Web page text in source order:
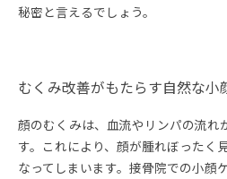
秘密と言えるでしょう。
むくみ改善がもたらす自然な小
顔のむくみは、血流やリンパの流れ
す。これにより、顔が腫れぼったく
なってしまいます。接骨院での小顔